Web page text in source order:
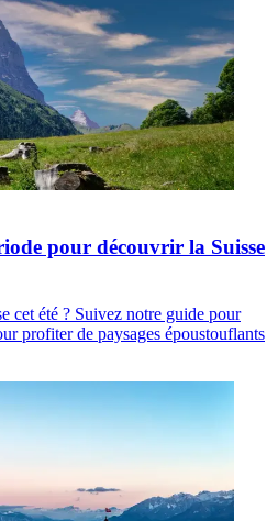
pour découvrir la Suisse
cet été ? Suivez notre guide pour
profiter de paysages époustouflants